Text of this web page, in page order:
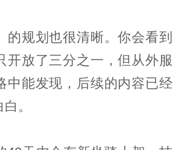
的规划也很清晰。你会看到
开放了三分之一，但从外服
中能发现，后续的内容已经
。